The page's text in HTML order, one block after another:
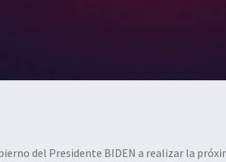
del Presidente BIDEN a realizar la